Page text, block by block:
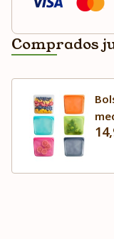
Comprados